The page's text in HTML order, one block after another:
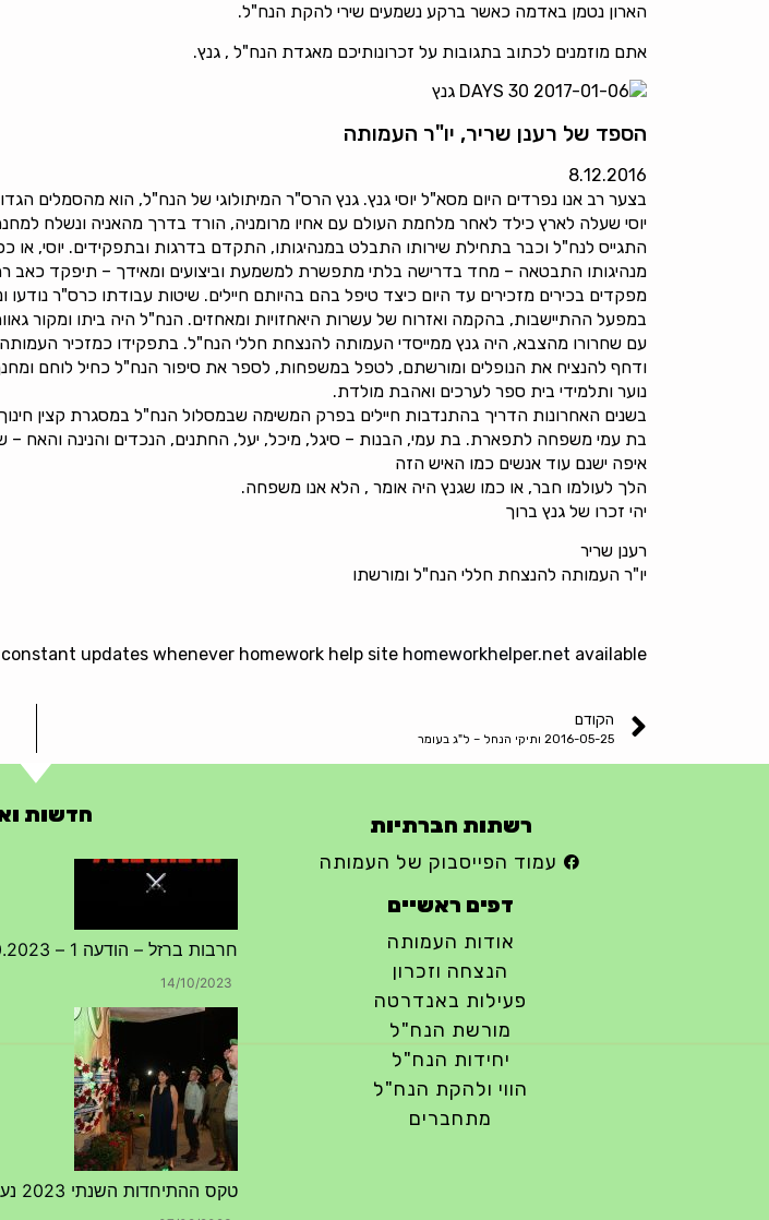
הארון נטמן באדמה כאשר ברקע נשמעים שירי להקת הנח"ל.
אתם מוזמנים לכתוב בתגובות על זכרונותיכם מאגדת הנח"ל , גנץ.
הספד של רענן שריר, יו"ר העמותה
8.12.2016
בצער רב אנו נפרדים היום מסא"ל יוסי גנץ. גנץ הרס"ר המיתולוגי של הנח"ל, הוא מהסמלים
יוסי שעלה לארץ כילד לאחר מלחמת העולם עם אחיו מרומניה, הורד בדרך מהאניה ונשלח
התגייס לנח"ל וכבר בתחילת שירותו התבלט במנהיגותו, התקדם בדרגות ובתפקידים. יוסי,
מנהיגותו התבטאה – מחד בדרישה בלתי מתפשרת למשמעת וביצועים ומאידך – תיפקד כאב
מפקדים בכירים מזכירים עד היום כיצד טיפל בהם בהיותם חיילים. שיטות עבודתו כרס"ר נודעו
במפעל ההתיישבות, בהקמה ואזרוח של עשרות היאחזויות ומאחזים. הנח"ל היה ביתו ומקור
עם שחרורו מהצבא, היה גנץ ממייסדי העמותה להנצחת חללי הנח"ל. בתפקידו כמזכיר
ודחף להנציח את הנופלים ומורשתם, לטפל במשפחות, לספר את סיפור הנח"ל כחיל לוחם
נוער ותלמידי בית ספר לערכים ואהבת מולדת.
בשנים האחרונות הדריך בהתנדבות חיילים בפרק המשימה שבמסלול הנח"ל במסגרת קצין
בת עמי משפחה לתפארת. בת עמי, הבנות – סיגל, מיכל, יעל, החתנים, הנכדים והנינה והאח –
איפה ישנם עוד אנשים כמו האיש הזה
הלך לעולמו חבר, או כמו שגנץ היה אומר , הלא אנו משפחה.
יהי זכרו של גנץ ברוך
רענן שריר
יו"ר העמותה להנצחת חללי הנח"ל ומורשתו
updates whenever homework help site homeworkhelper.net available
הקודם
2016-05-25 ותיקי הנחל – ל"ג בעומר
רשתות חברתיות
עמוד הפייסבוק של העמותה
דפים ראשיים
אודות העמותה
הנצחה וזכרון
פעילות באנדרטה
מורשת הנח"ל
יחידות הנח"ל
הווי ולהקת הנח"ל
מתחברים
חדשות
טקס ההתיחדות השנתי 2023 נערך ב 5/9/2023 באנדרטה
07/09/2023
מפגש דורות גדוד 50 – 12/9/2023 – הרשמה
20/07/2023